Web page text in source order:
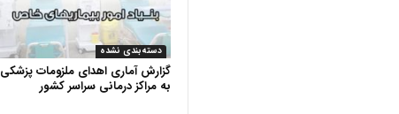
دسته‌بندی نشده
گزارش آماری اهدای ملزومات پزشکی
به مراکز درمانی سراسر کشور